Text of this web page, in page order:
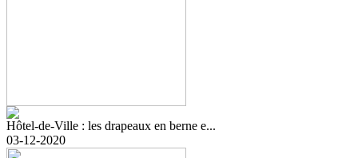
Hôtel-de-Ville : les drapeaux en berne e...
03-12-2020